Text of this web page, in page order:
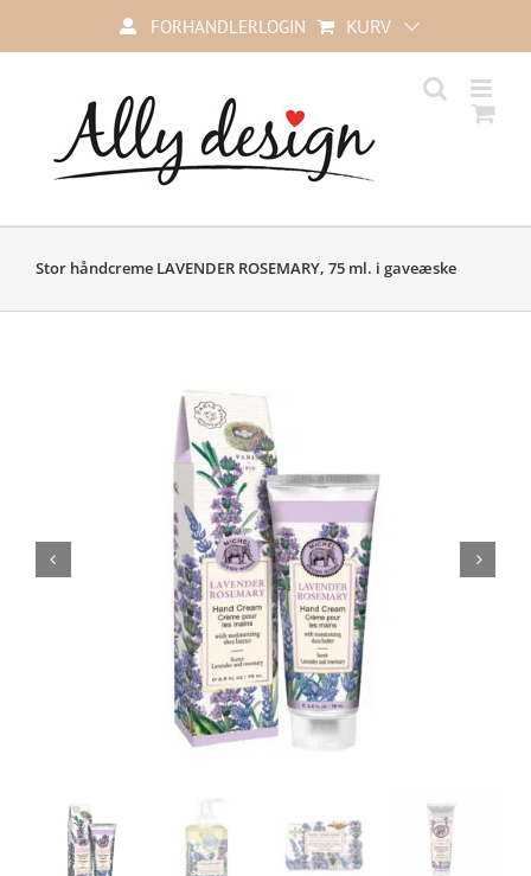
content
FORHANDLERLOGIN KURV
Stor håndcreme LAVENDER ROSEMARY, 75 ml. i gaveæske